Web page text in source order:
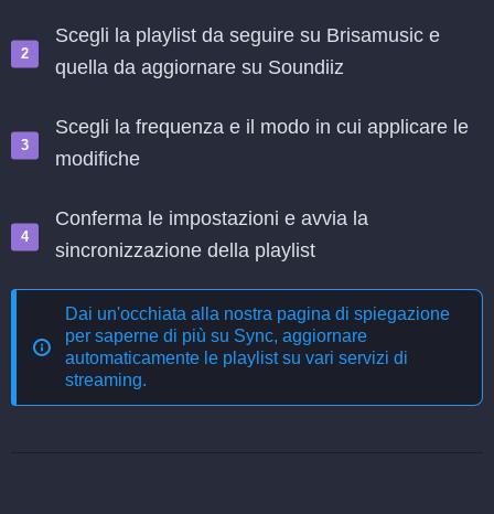
Scegli la playlist da seguire su Brisamusic e
quella da aggiornare su Soundiiz
Scegli la frequenza e il modo in cui applicare le
modifiche
Conferma le impostazioni e avvia la
sincronizzazione della playlist
Dai un'occhiata alla nostra pagina di spiegazione
per saperne di più su Sync, aggiornare
automaticamente le playlist su vari servizi di
streaming.